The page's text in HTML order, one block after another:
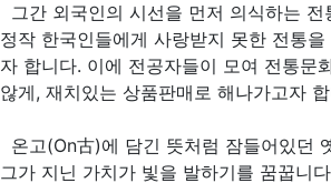
그간 외국인의 시선을 먼저 의식하는 전
정작 한국인들에게 사랑받지 못한 전통
자 합니다. 이에 전공자들이 모여 전통문
않게, 재치있는 상품판매로 해나가고자
온고(On古)에 담긴 뜻처럼 잠들어있던
그가 지닌 가치가 빛을 발하기를 꿈꿉니